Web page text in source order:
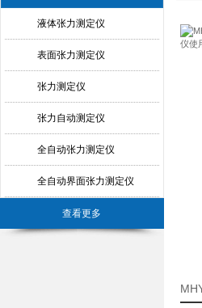
液体张力测定仪
表面张力测定仪
张力测定仪
张力自动测定仪
全自动张力测定仪
全自动界面张力测定仪
查看更多